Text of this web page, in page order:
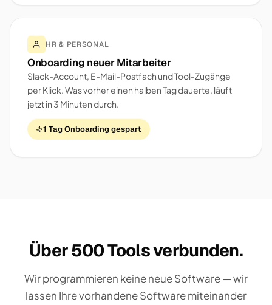
HR & PERSONAL
Onboarding neuer Mitarbeiter
Slack-Account, E-Mail-Postfach und Tool-Zugänge
per Klick. Was vorher einen halben Tag dauerte, läuft
jetzt in 3 Minuten durch.
1 Tag Onboarding gespart
Über 500 Tools verbunden.
Wir programmieren keine neue Software — wir
lassen Ihre vorhandene Software miteinander